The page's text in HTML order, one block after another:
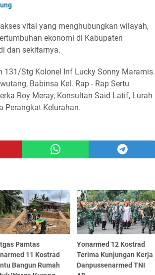
vital yang menghubungkan wilayah,
ekonomi di Kabupaten
dan sekitarnya.
131/Stg Kolonel Inf Lucky Sonny Maramis.
Babinsa Kel. Rap - Rap Sertu
Roy Meray, Konsultan Said Latif, Lurah
Perangkat Kelurahan.
Pamtas
11 Kostrad
Bangun Rumah
Yonarmed 12 Kostrad
Terima Kunjungan Kerja
Danpussenarmed TNI